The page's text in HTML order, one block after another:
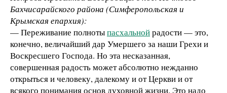
Бахчисарайского района (Симферопольская и
Крымская епархия):
— Переживание полнотыпасхальнойрадости — это,
конечно, величайший дар Умершего за наши Грехи и
Воскресшего Господа. Но эта несказанная,
совершенная радость может абсолютно нежданно
открыться и человеку, далекому и от Церкви и от
всякого понимания основ духовной жизни. Это надо